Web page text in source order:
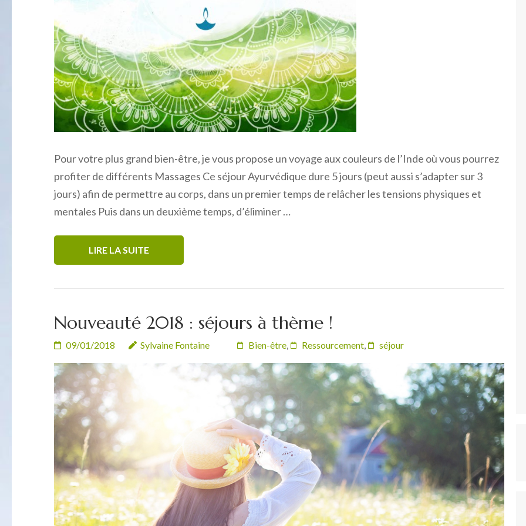
Pour votre plus grand bien-être, je vous propose un voyage aux couleurs de l’Inde où vous pourrez
profiter de différents Massages Ce séjour Ayurvédique dure 5 jours (peut aussi s’adapter sur 3
jours) afin de permettre au corps, dans un premier temps de relâcher les tensions physiques et
mentales Puis dans un deuxième temps, d’éliminer …
LIRE LA SUITE
Nouveauté 2018 : séjours à thème !
09/01/2018 Sylvaine Fontaine Bien-être, Ressourcement, séjour